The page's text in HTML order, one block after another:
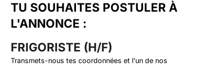
TU SOUHAITES POSTULER À
L'ANNONCE :
FRIGORISTE (H/F)
Transmets-nous tes coordonnées et l'un de nos